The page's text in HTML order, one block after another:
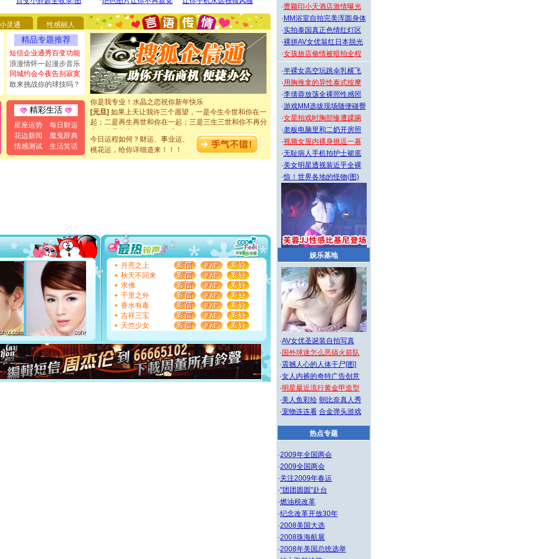
小灵通 性感丽人
精品专题推荐
短信企业通秀百变功能
浪漫情怀一起漫步音乐
同城约会今夜告别寂寞
敢来挑战你的球技吗？
精彩生活
星座运势
每日财运
花边新闻
魔鬼辞典
情感测试
生活笑话
你太多，只有给你五千万：千万快乐！千万要健康！千万
要平安！千万要知足！千万不要忘记我！
[圣诞节]不只这样的日子才会想起你,而是这样的日子才
能正大光明地骚扰你,告诉你,圣诞要快乐!新年要快乐!天天
都要快乐噢!
[圣诞节]奉上一颗祝福的心,在这个特别的日子里,愿幸福,
如意,快乐,鲜花,一切美好的祝愿与你同在.圣诞快乐!
[元旦]看到你我会触电；看不到你我要充电；没有你我会
断电。爱你是我职业，想你是我事业，抱你是我特长，吻
你是我专业！水晶之恋祝你新年快乐
[元旦]如果上天让我许三个愿望，一是今生今世和你在一
起；二是再生再世和你在一起；三是三生三世和你不再分
离。水晶之恋祝你新年快乐
[元旦]当我狠下心扭头离去那一刻，你在我身后无助地哭
泣，这痛楚让我明白我多么爱你。我转身抱住你：这猪不
卖了。水晶之恋祝你新年快乐。
你太多，只有给你五千万：千万快乐！千万要健康！千万
要平安！千万要知足！千万不要忘记我！
[圣诞节]不只这样的日子才会想起你,而是这样的日子才
能正大光明地骚扰你,告诉你,圣诞要快乐!新年要快乐!天天
都要快乐噢!
[圣诞节]奉上一颗祝福的心,在这个特别的日子里,愿幸福,
如意,快乐,鲜花,一切美好的祝愿与你同在.圣诞快乐!
[元旦]
看到你我会触电；看不到你我要充电；没有你我会
断电。爱你是我职业，想你是我事业，抱你是我特长，吻
你是我专业！水晶之恋祝你新年快乐
[元旦]
起；二是再生再世和你在一起；三是三生三世和你不再分
离。水晶之恋祝你新年快乐
[元旦]当我狠下心扭头离去那一刻，你在我身后无助地哭
泣，这痛楚让我明白我多么爱你。我转身抱住你：这猪不
今日运程如何？财运、事业运、
桃花运，给你详细道来！！！
月亮之上
秋天不回来
求佛
千里之外
香水有毒
吉祥三宝
天竺少女
·曹颖印小天酒店激情曝光
· MM浴室自拍完美浑圆身体
·实拍泰国真正色情红灯区
·裸拼AV女优翁红日本脱光
·女孩旅店偷情被暗拍全程
·半裸女高空玩跳伞乳横飞
·用胸推拿的异性泰式按摩
·李倩蓉放荡全裸照性感照
·游戏MM选拔现场随便碰臀
·女星拍戏时胸部惨遭蹂躏
·老板电脑里和二奶开房照
·视频女屋内裸身挑逗一幕
·无耻病人手机拍护士裙底
·美女明星透视装近乎全裸
·惊！世界各地的怪物(图)
娱乐基地
·AV女优圣诞装自拍写真
· 国外球迷怎么恶搞火箭队
·震撼人心的人体干尸[图]
·女人内裤的奇特广告创意
·明星最近流行黄金甲造型
·美人鱼彩绘 朝比奈真人秀
·宠物连连看 合金弹头游戏
热点专题
·2009年全国两会
·2009全国两会
·关注2009年春运
·"团团圆圆"赴台
·燃油税改革
·纪念改革开放30年
·2008美国大选
·2008珠海航展
·2008年美国总统选举